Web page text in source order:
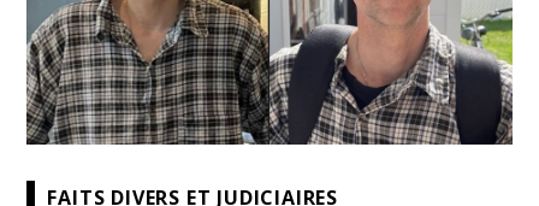
FAITS DIVERS ET JUDICIAIRES